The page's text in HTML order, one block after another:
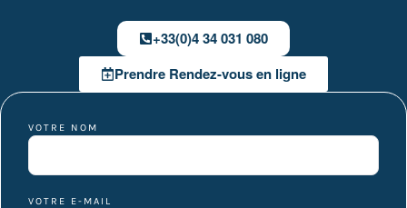
+33(0)4 34 031 080
Prendre Rendez-vous en ligne
VOTRE NOM
VOTRE E-MAIL